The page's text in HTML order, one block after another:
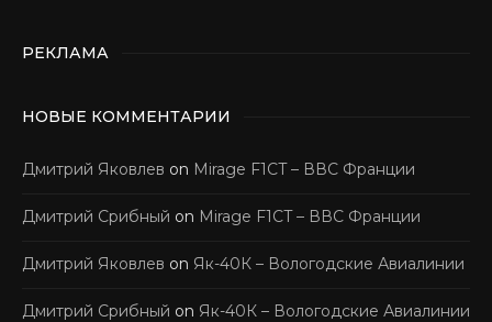
РЕКЛАМА
НОВЫЕ КОММЕНТАРИИ
Дмитрий Яковлев on Mirage F1CT – ВВС Франции
Дмитрий Срибный on Mirage F1CT – ВВС Франции
Дмитрий Яковлев on Як-40К – Вологодские Авиалинии
Дмитрий Срибный on Як-40К – Вологодские Авиалинии